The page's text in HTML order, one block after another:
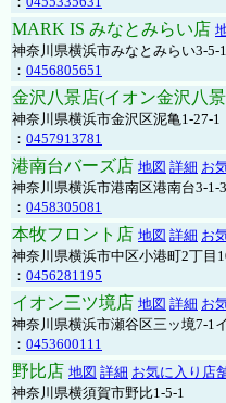
MARK IS みなとみらい店
神奈川県横浜市みなとみらい3-
： 0456805651
金沢八景店(イオン金沢八
神奈川県横浜市金沢区泥亀1-27-1
： 0457913781
港南台バーズ店 地図 詳細 お
神奈川県横浜市港南区港南台3-1-
： 0458305081
本牧フロント店 地図 詳細 お
神奈川県横浜市中区小港町2丁
： 0456281195
イオン三ツ境店 地図 詳細 お
神奈川県横浜市瀬谷区三ッ境7-1
： 0453600111
野比店 地図 詳細 お気に入り店
神奈川県横須賀市野比1-5-1